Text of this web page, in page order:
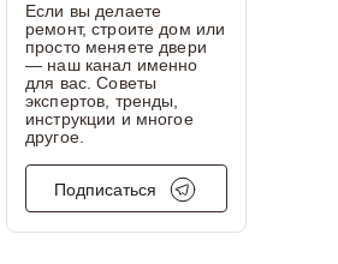
Если вы делаете
ремонт, строите дом или
просто меняете двери
— наш канал именно
для вас. Советы
экспертов, тренды,
инструкции и многое
другое.
Подписаться